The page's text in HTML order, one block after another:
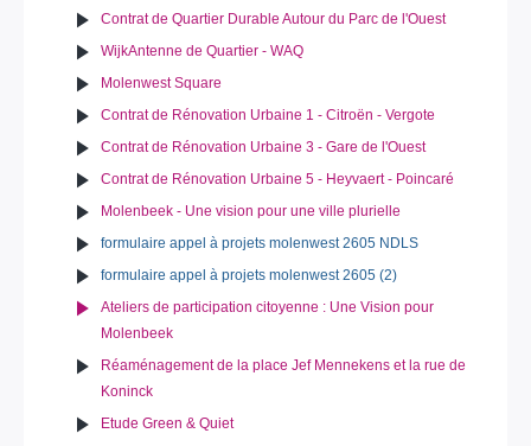
Contrat de Quartier Durable Autour du Parc de l'Ouest
WijkAntenne de Quartier - WAQ
Molenwest Square
Contrat de Rénovation Urbaine 1 - Citroën - Vergote
Contrat de Rénovation Urbaine 3 - Gare de l'Ouest
Contrat de Rénovation Urbaine 5 - Heyvaert - Poincaré
Molenbeek - Une vision pour une ville plurielle
formulaire appel à projets molenwest 2605 NDLS
formulaire appel à projets molenwest 2605 (2)
Ateliers de participation citoyenne : Une Vision pour
Molenbeek
Réaménagement de la place Jef Mennekens et la rue de
Koninck
Etude Green & Quiet